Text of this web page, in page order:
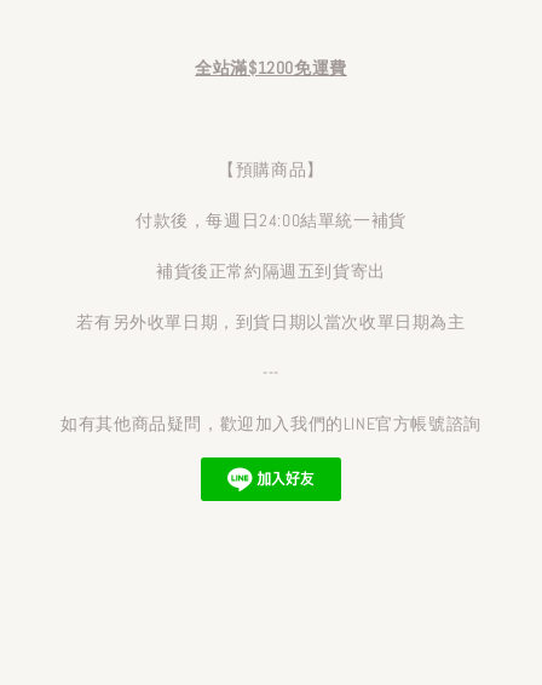
全站滿$1200免運費
【預購商品】
付款後，每週日24:00結單統一補貨
補貨後正常約隔週五到貨寄出
若有另外收單日期，到貨日期以當次收單日期為主
---
如有其他商品疑問，歡迎加入我們的LINE官方帳號諮詢